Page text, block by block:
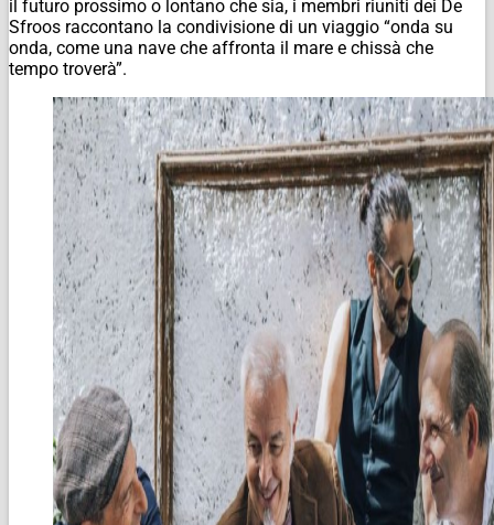
il futuro prossimo o lontano che sia, i membri riuniti dei De
Sfroos raccontano la condivisione di un viaggio “onda su
onda, come una nave che affronta il mare e chissà che
tempo troverà”.